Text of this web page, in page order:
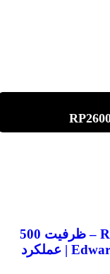
روتس بوستر وکیوم ادواردز مدل RP500 – ظرفیت 500
مترمکعب بر ساعت | تحت لایسنس Edwards | عملکرد